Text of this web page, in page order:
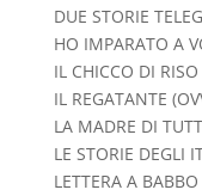
DUE STORIE
HO IMPARATO A
IL CHICCO DI
IL REGATANTE
LA MADRE DI
LE STORIE DEGLI
LETTERA A